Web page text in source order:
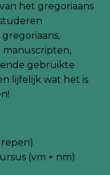
het gregoriaans
gebruikte
lijfelijk wat het is
(vm + nm)